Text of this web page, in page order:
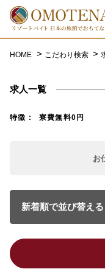
ホーム
主な職種
初めての方へ
よくあるご質問
HOME こだわり検索
求人一覧
特徴 寮費無料0円
お